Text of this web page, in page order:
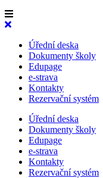
Úřední deska
Dokumenty školy
Edupage
e-strava
Kontakty
Rezervační systém
Úřední deska
Dokumenty školy
Edupage
e-strava
Kontakty
Rezervační systém